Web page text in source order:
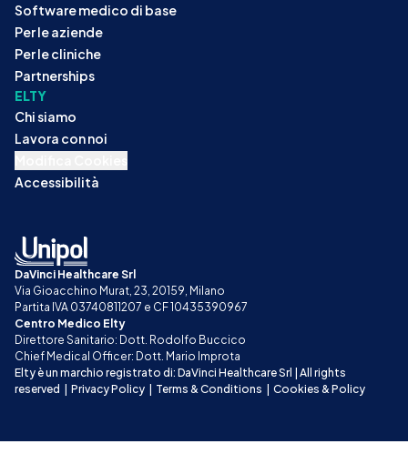
Software medico di base
Per le aziende
Per le cliniche
Partnerships
ELTY
Chi siamo
Lavora con noi
Accessibilità
DaVinci Healthcare Srl
Via Gioacchino Murat, 23, 20159, Milano
Partita IVA 03740811207 e CF 10435390967
Centro Medico Elty
Direttore Sanitario: Dott. Rodolfo Buccico
Chief Medical Officer: Dott. Mario Improta
Elty è un marchio registrato di: DaVinci Healthcare Srl | All rights
reserved | Privacy Policy | Terms & Conditions | Cookies & Policy